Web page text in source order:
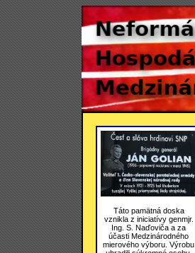
Táto pamätná doska
vznikla z iniciatívy genmjr.
Ing. S. Naďoviča a za
účasti Medzinárodného
mierového výboru. Výrobu